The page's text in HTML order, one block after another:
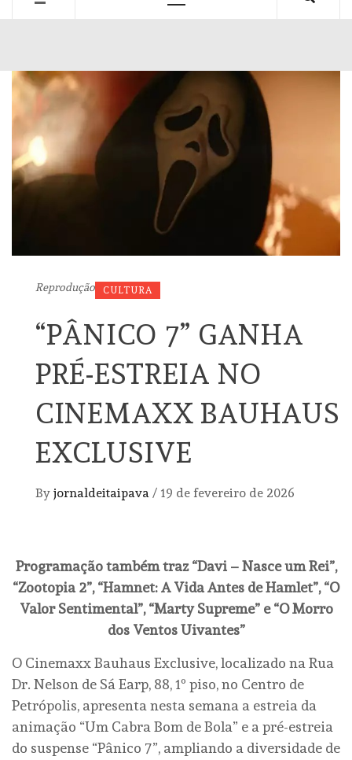
Reprodução CULTURA
“PÂNICO 7” GANHA
PRÉ-ESTREIA NO
CINEMAXX BAUHAUS
EXCLUSIVE
By jornaldeitaipava / 19 de fevereiro de 2026
Programação também traz “Davi – Nasce um Rei”,
“Zootopia 2”, “Hamnet: A Vida Antes de Hamlet”, “O
Valor Sentimental”, “Marty Supreme” e “O Morro
dos Ventos Uivantes”
O Cinemaxx Bauhaus Exclusive, localizado na Rua
Dr. Nelson de Sá Earp, 88, 1º piso, no Centro de
Petrópolis, apresenta nesta semana a estreia da
animação “Um Cabra Bom de Bola” e a pré-estreia
do suspense “Pânico 7”, ampliando a diversidade de